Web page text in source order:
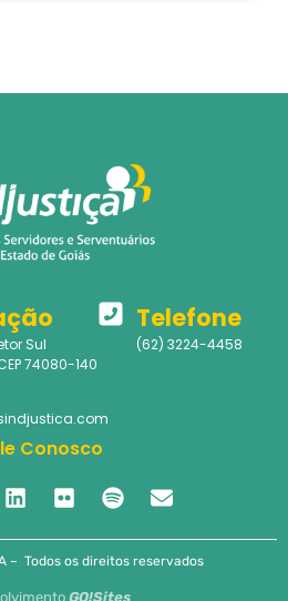
Sul
74080-140
Telefone
(62) 3224-4458
Conosco
– Todos os direitos reservados
GO!Sites